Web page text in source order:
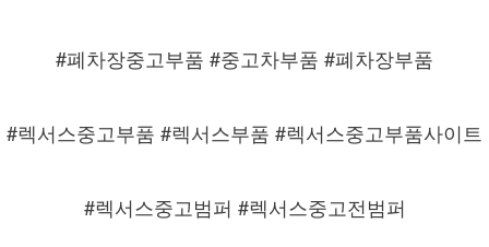
#폐차장중고부품 #중고차부품 #폐차장부품
#렉서스중고부품 #렉서스부품 #렉서스중고부품사이트
#렉서스중고범퍼 #렉서스중고전범퍼